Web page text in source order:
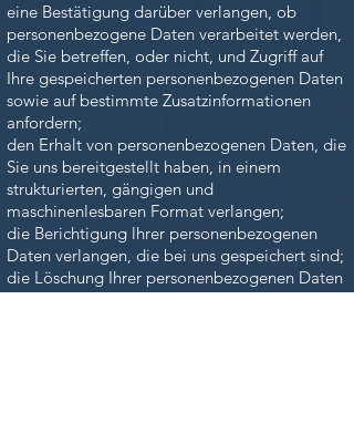
eine Bestätigung darüber verlangen, ob
personenbezogene Daten verarbeitet werden,
die Sie betreffen, oder nicht, und Zugriff auf
Ihre gespeicherten personenbezogenen Daten
sowie auf bestimmte Zusatzinformationen
anfordern;
den Erhalt von personenbezogenen Daten, die
Sie uns bereitgestellt haben, in einem
strukturierten, gängigen und
maschinenlesbaren Format verlangen;
die Berichtigung lhrer personenbezogenen
Daten verlangen, die bei uns gespeichert sind;
die Löschung Ihrer personenbezogenen Daten
verlangen;